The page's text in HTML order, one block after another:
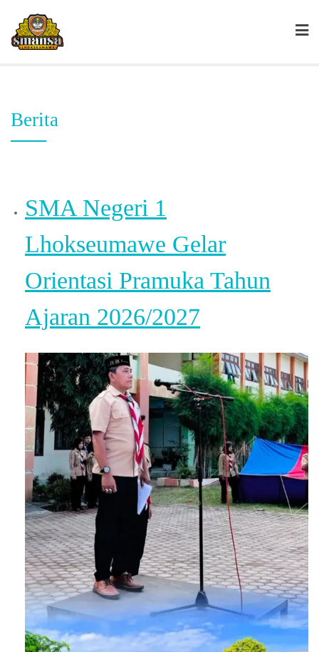
Berita
SMA Negeri 1
Lhokseumawe Gelar
Orientasi Pramuka Tahun
Ajaran 2026/2027